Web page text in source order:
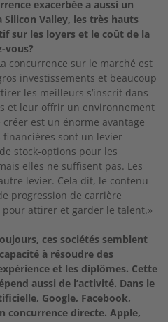
exacerbée a aussi un
Silicon Valley, les très hauts
sur les loyers et le coût de la
vous?
concurrence sur le marché est
investissements et beaucoup
les meilleurs s’inscrit dans
et leur offrir un environnement
est un énorme avantage
sont un levier
stock-options pour les
elles ne suffisent pas. Les
levier. Cela dit, le contenu
progression de carrière
attirer et garder le talent.»
ces sociétés semblent
à résoudre des
et les diplômes. Cette
aussi de l’activité. Dans le
Google, Facebook,
concurrence directe. Apple,